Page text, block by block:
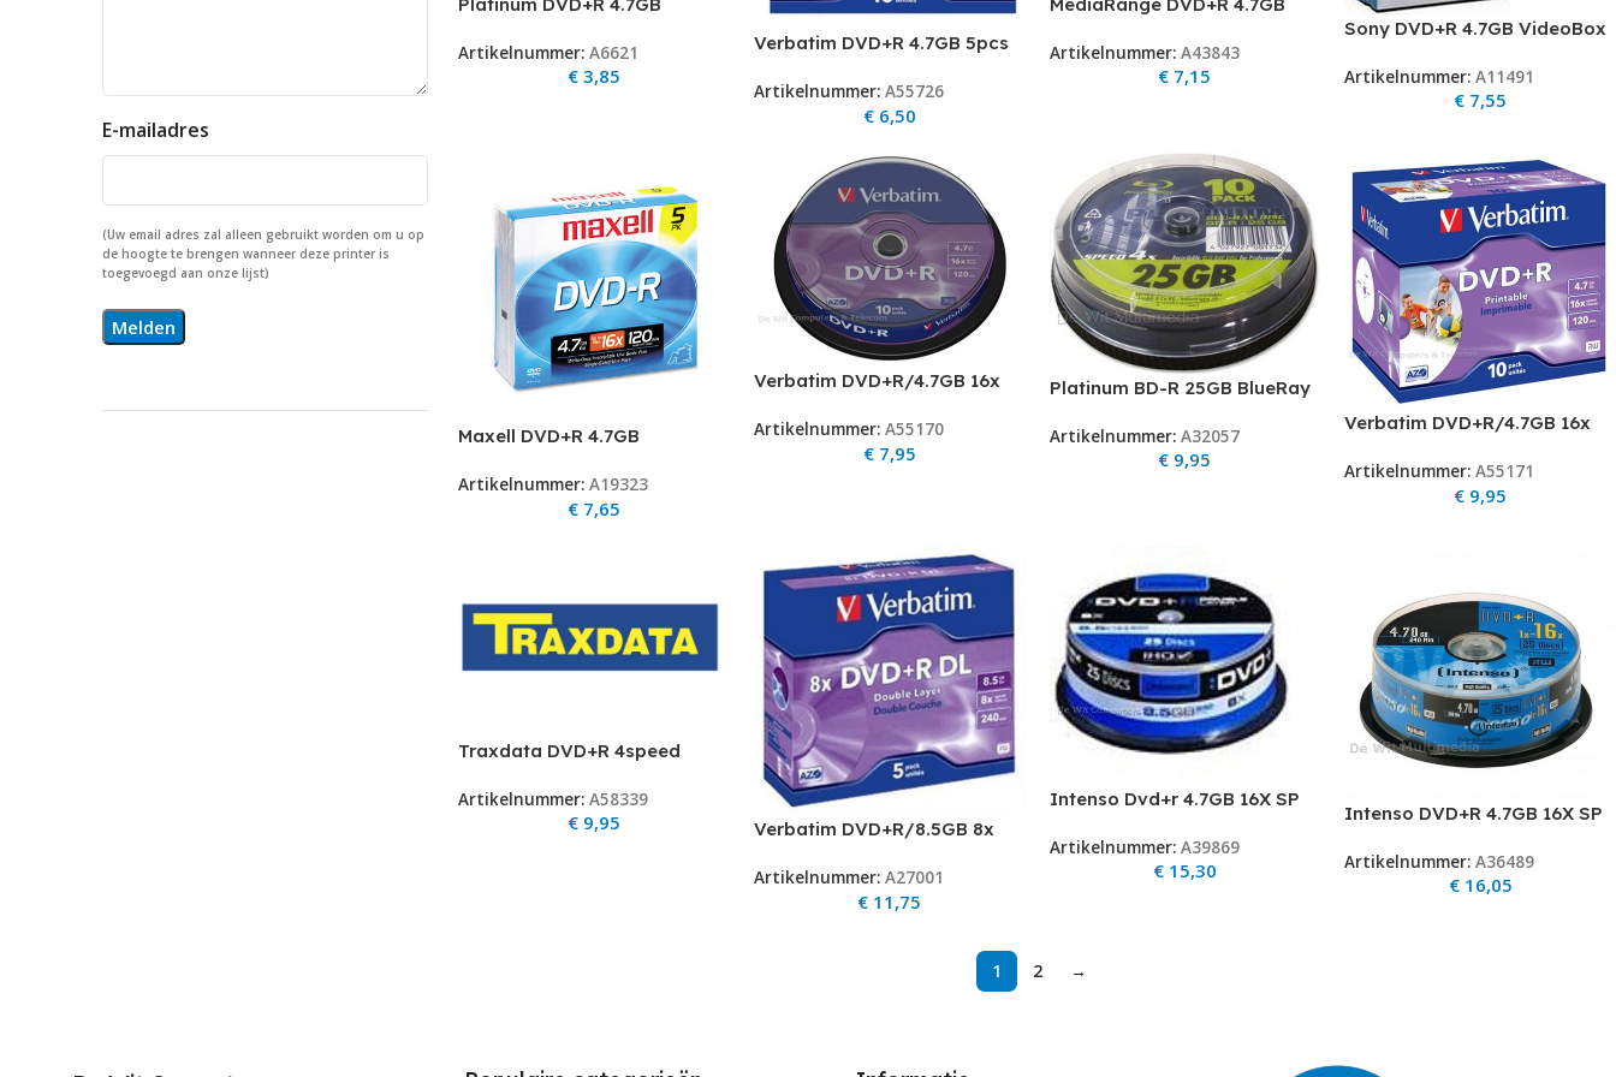
E-mailadres
(Uw email adres zal alleen gebruikt worden om u op
de hoogte te brengen wanneer deze printer is
toegevoegd aan onze lijst)
Artikelnummer: A6621
€3,85
Verbatim DVD+R 4.7GB 5pcs
Artikelnummer: A55726
€6,50
Artikelnummer: A43843
€ 7,15
Sony DVD+R 4.7GB VideoBox
Artikelnummer:A11491
€ 7,55
Maxell DVD+R 4.7GB
Artikelnummer: A19323
€7,65
Verbatim DVD+R/4.7GB 16x
Artikelnummer: A55170
€7,95
Platinum BD-R 25GB BlueRay
BD-R 25GB 4speed
Artikelnummer: A32057
€ 9,95
Verbatim DVD+R/4.7GB 16x
Photo Printable
Artikelnummer:A55171
€ 9,95
Traxdata DVD+R 4speed
Artikelnummer: A58339
€9,95
Verbatim DVD+R/8.5GB 8x
DVD+R/8.5GB 8xspd Double
LayerAdvanced AZO 5pk
Artikelnummer: A27001
€ 11,75
Intenso Dvd+r 4.7GB 16X SP
Artikelnummer: A39869
€15,30
Intenso DVD+R 4.7GB 16X SP
Artikelnummer:A36489
€16,05
1 2 →